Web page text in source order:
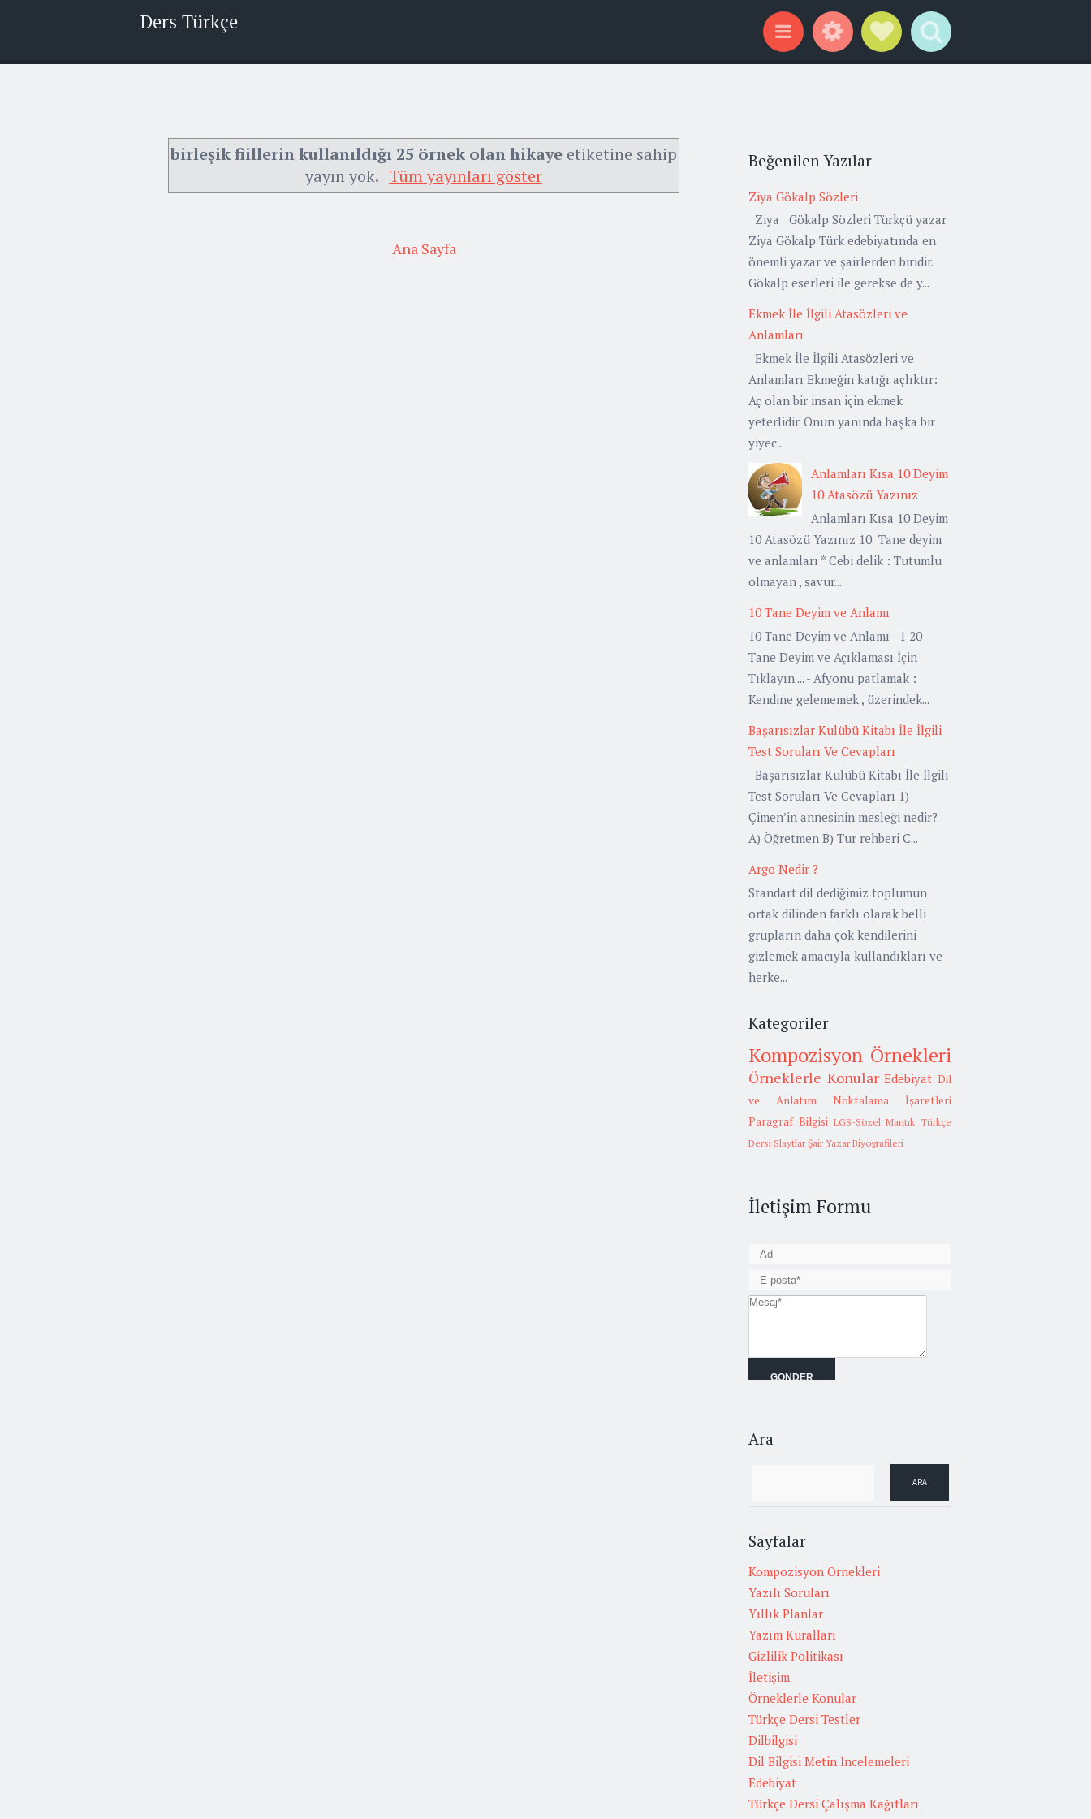
Ders Türkçe
Menu WidgetsSocial Links
Search
birleşik fiillerin kullanıldığı 25 örnek olan hikaye etiketine sahip
yayın yok. Tüm yayınları göster
Ana Sayfa
Beğenilen Yazılar
Ziya Gökalp Sözleri
Ziya Gökalp Sözleri Türkçü yazar
Ziya Gökalp Türk edebiyatında en
önemli yazar ve şairlerden biridir.
Gökalp eserleri ile gerekse de y...
Ekmek İle İlgili Atasözleri ve
Anlamları
Ekmek İle İlgili Atasözleri ve
Anlamları Ekmeğin katığı açlıktır:
Aç olan bir insan için ekmek
yeterlidir. Onun yanında başka bir
yiyec...
Anlamları Kısa 10 Deyim
10 Atasözü Yazınız
Anlamları Kısa 10 Deyim
10 Atasözü Yazınız 10 Tane deyim
ve anlamları * Cebi delik : Tutumlu
olmayan , savur...
10 Tane Deyim ve Anlamı
10 Tane Deyim ve Anlamı - 1 20
Tane Deyim ve Açıklaması İçin
Tıklayın ... - Afyonu patlamak :
Kendine gelememek , üzerindek...
Başarısızlar Kulübü Kitabı İle İlgili
Test Soruları Ve Cevapları
Başarısızlar Kulübü Kitabı İle İlgili
Test Soruları Ve Cevapları 1)
Çimen’in annesinin mesleği nedir?
A) Öğretmen B) Tur rehberi C...
Argo Nedir ?
Standart dil dediğimiz toplumun
ortak dilinden farklı olarak belli
grupların daha çok kendilerini
gizlemek amacıyla kullandıkları ve
herke...
Kategoriler
Kompozisyon Örnekleri
Örneklerle Konular Edebiyat Dil
ve Anlatım
Noktalama İşaretleri
Paragraf Bilgisi LGS-Sözel Mantık Türkçe
Dersi Slaytlar Şair Yazar Biyografileri
İletişim Formu
Ara
Sayfalar
Kompozisyon Örnekleri
Yazılı Soruları
Yıllık Planlar
Yazım Kuralları
Gizlilik Politikası
İletişim
Örneklerle Konular
Türkçe Dersi Testler
Dilbilgisi
Dil Bilgisi Metin İncelemeleri
Edebiyat
Türkçe Dersi Çalışma Kağıtları